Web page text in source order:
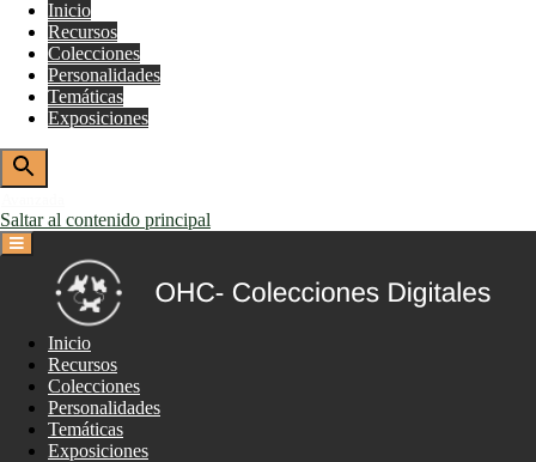
Inicio
Recursos
Colecciones
Personalidades
Temáticas
Exposiciones
Saltar al contenido principal
Inicio
Recursos
Colecciones
Personalidades
Temáticas
Exposiciones